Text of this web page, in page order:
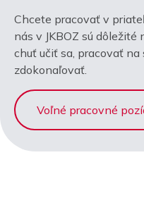
Chcete pracovať v
nás v JKBOZ sú
chuť učiť sa, pracovať na
zdokonaľovať.
Voľné pracovné